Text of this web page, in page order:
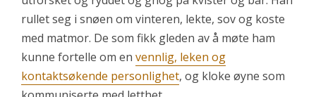
rullet seg i snøen om vinteren, lekte, sov og koste
med matmor. De som fikk gleden av å møte ham
kunne fortelle om en vennlig, leken og
kontaktsøkende personlighet, og kloke øyne som